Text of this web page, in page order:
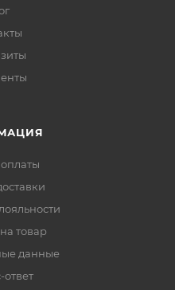
товар
данные